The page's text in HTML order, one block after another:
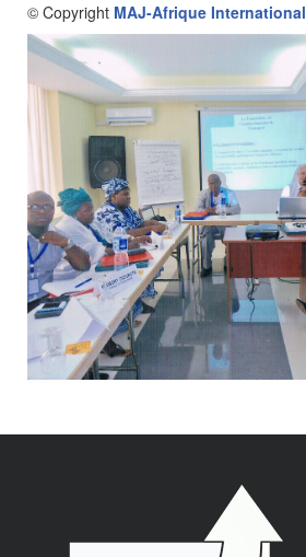
© Copyright MAJ-Afrique International